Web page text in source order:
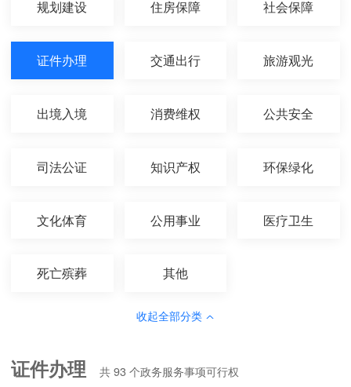
规划建设 住房保障 社会保障
证件办理 交通出行 旅游观光
出境入境 消费维权 公共安全
司法公证 知识产权 环保绿化
文化体育 公用事业 医疗卫生
死亡殡葬 其他
收起全部分类
证件办理 共93 个政务服务事项可行权